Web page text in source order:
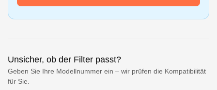
Unsicher, ob der Filter passt?
Geben Sie Ihre Modellnummer ein – wir prüfen die Kompatibilität
für Sie.